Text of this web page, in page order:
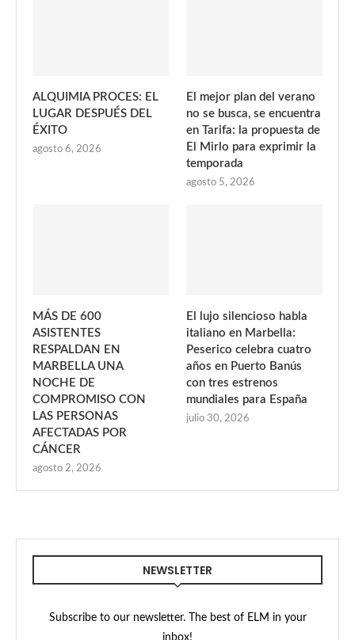
ALQUIMIA PROCES: EL
LUGAR DESPUÉS DEL
ÉXITO
agosto 6, 2026
El mejor plan del verano
no se busca, se encuentra
en Tarifa: la propuesta de
El Mirlo para exprimir la
temporada
agosto 5, 2026
MÁS DE 600
ASISTENTES
RESPALDAN EN
MARBELLA UNA
NOCHE DE
COMPROMISO CON
LAS PERSONAS
AFECTADAS POR
CÁNCER
agosto 2, 2026
El lujo silencioso habla
italiano en Marbella:
Peserico celebra cuatro
años en Puerto Banús
con tres estrenos
mundiales para España
julio 30, 2026
NEWSLETTER
Subscribe to our newsletter. The best of ELM in your
inbox!